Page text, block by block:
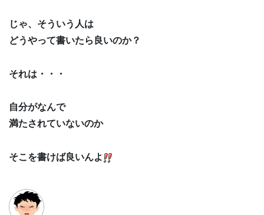
じゃ、そういう人は
どうやって書いたら良いのか？
それは・・・
自分がなんで
満たされていないのか
そこを書けば良いんよ